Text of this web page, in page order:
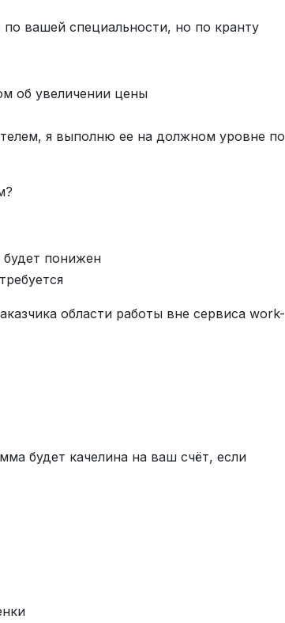
вашей специальности, но по кранту
об увеличении цены
я выполню ее на должном уровне по
понижен
области работы вне сервиса work-
будет качелина на ваш счёт, если